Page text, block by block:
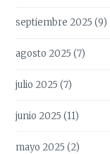
septiembre 2025 (9)
agosto 2025 (7)
julio 2025 (7)
junio 2025 (11)
mayo 2025 (2)